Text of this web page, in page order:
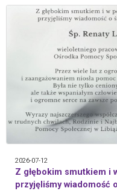
2026-07-12
Z głębokim smutkiem i
przyjęliśmy wiadomość